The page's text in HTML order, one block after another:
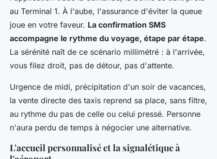
au Terminal 1. À l'aube, l'assurance d'éviter la queue
joue en votre faveur. La confirmation SMS
accompagne le rythme du voyage, étape par étape.
La sérénité naît de ce scénario millimétré : à l'arrivée,
vous filez droit, pas de détour, pas d'attente.
Urgence de midi, précipitation d'un soir de vacances,
la vente directe des taxis reprend sa place, sans filtre,
au rythme du pas de celle ou celui pressé. Personne
n'aura perdu de temps à négocier une alternative.
L'accueil personnalisé et la signalétique à